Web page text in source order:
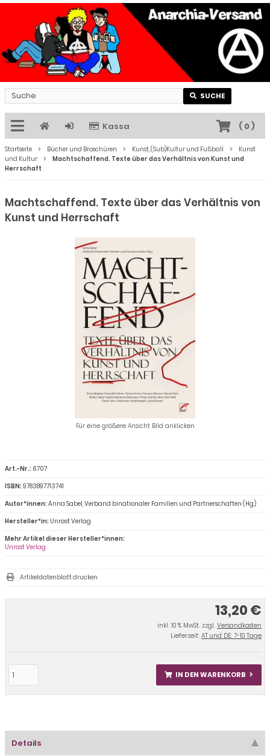
SUCHE
Kassa ( 0)
Startseite Bücher und Broschüren Kunst, (Sub)Kultur und Fußball
Kunst
und Kultur
Machtschaffend. Texte über das Verhältnis von Kunst und
Herrschaft
Machtschaffend. Texte über das Verhältnis von
Kunst und Herrschaft
Für eine größere Ansicht Bild anklicken
13,20 €
inkl. 10 % MwSt. zzgl. Versandkosten
Lieferzeit: AT und DE: 7-10 Tage
IN DEN WARENKORB
Art.-Nr.: 6707
ISBN:9783897713741
Autor*innen:Anna Sabel, Verband binationaler Familien und Partnerschaften (Hg.)
Hersteller*in: Unrast Verlag
Mehr Artikel dieser Hersteller*innen:
Unrast Verlag
Artikeldatenblatt drucken
Details